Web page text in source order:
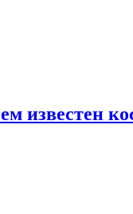
известен